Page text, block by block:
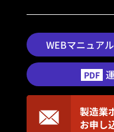
WEBマニュアル
PDF
製造業
お申し